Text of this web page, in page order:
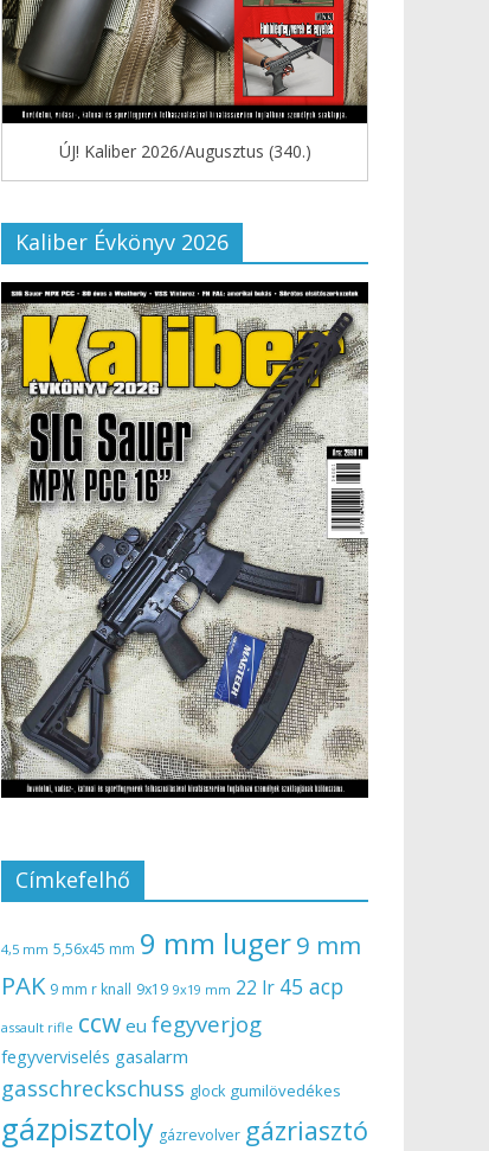
ÚJ! Kaliber 2026/Augusztus (340.)
Kaliber Évkönyv 2026
Címkefelhő
4,5 mm 5,56x45 mm 9 mm luger9 mm
PAK 9 mm r knall 9x19 9x19 mm 22 lr 45 acp
assault rifle ccw eu fegyverjog
fegyverviselés gasalarm
gasschreckschuss glock gumilövedékes
gázpisztoly gázrevolver gázriasztó